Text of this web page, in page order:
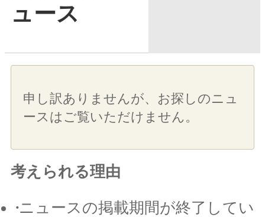
ュース
申し訳ありませんが、お探しのニュ
ースはご覧いただけません。
考えられる理由
ニュースの掲載期間が終了してい